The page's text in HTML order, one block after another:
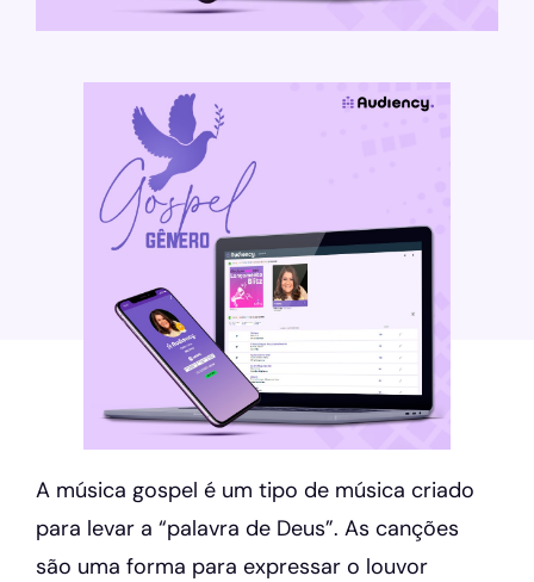
A música gospel é um tipo de música criado
para levar a “palavra de Deus”. As canções
são uma forma para expressar o louvor